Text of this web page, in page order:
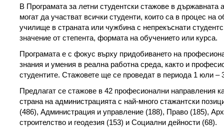
В Програмата за летни студентски стажове в държавната
могат да участват всички студенти, които са в процес на
училище в страната или чужбина с непрекъснати
значение от степента, формата на обучението или курса.
Програмата е с фокус върху придобиването на
знания и умения в реална работна среда, както и
студентите. Стажовете ще се проведат в периода 1 юли –
Предлагат се стажове в 42 професионални направления
страна на администрацията с най-много стажантски
(486), Администрация и управление (188), Право (185),
строителство и геодезия (153) и Социални дейности (68).